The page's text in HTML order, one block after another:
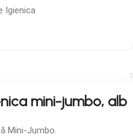
Igienica
mini-jumbo, alb
Mini-Jumbo.